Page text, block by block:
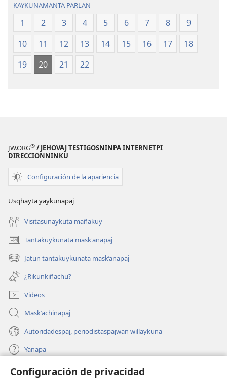
Configuración de privacidad
KAYKUNAMANTA PARLAN
1 2 3 4 5 6 7 8
9
10
11 12 13 14 15 16 17
18
19
20 21 22
JW.ORG® / JEHOVAJ TESTIGOSNINPA INTERNETPI
DIRECCIONNINKU
Configuración de la apariencia
Usqhayta yaykunapaj
Visitasunaykuta mañakuy
Tantakuykunata mask'anapaj
(opens
new
window)
Jatun tantakuykunata mask’anapaj
(opens
new
window)
¿Rikunkiñachu?
Videos
Maskʼachinapaj
Autoridadespaj, periodistaspajwan willaykuna
Yanapa
Donaciones